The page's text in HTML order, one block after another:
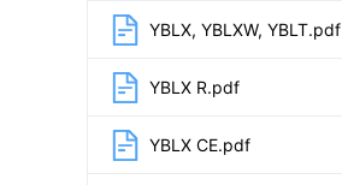
YBLX, YBLXW, YBLT.pdf
YBLX R.pdf
YBLX CE.pdf